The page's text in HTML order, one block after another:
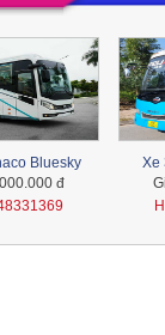
Bluesky
đ
Xe